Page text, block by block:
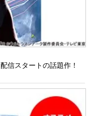
信スタートの話題作！